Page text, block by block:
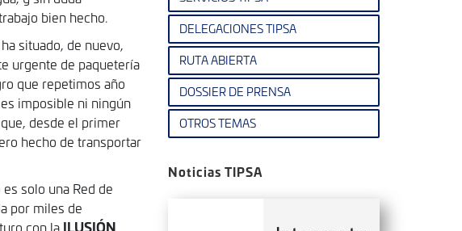
bien hecho.
situado, de nuevo,
urgente de paquetería
que repetimos año
imposible ni ningún
desde el primer
hecho de transportar
solo una Red de
por miles de
con la ILUSIÓN
DELEGACIONES TIPSA
RUTA ABIERTA
DOSSIER DE PRENSA
OTROS TEMAS
Noticias TIPSA